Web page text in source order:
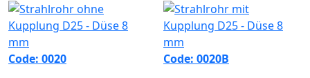
Code: 0020
Code: 0020B